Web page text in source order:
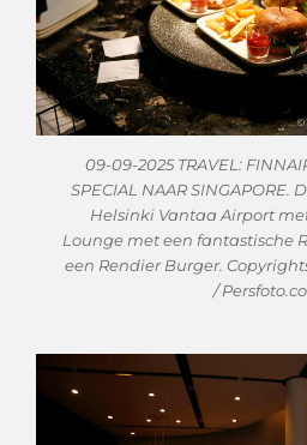
09-09-2025 TRAVEL:
SPECIAL NAAR
Helsinki Vantaa Airport
Lounge met een fantastische
een Rendier Burger.
/